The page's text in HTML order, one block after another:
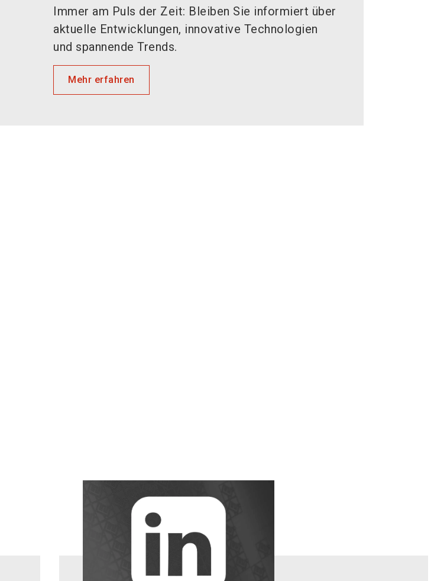
Immer am Puls der Zeit: Bleiben Sie informiert über
aktuelle Entwicklungen, innovative Technologien
und spannende Trends.
Mehr erfahren